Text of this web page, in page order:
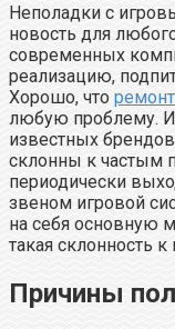
Неполадки с
новость для
современных
реализацию,
Хорошо, что
любую проблему.
известных
склонны к частым
периодически
звеном игровой
на себя основную
такая склонность
Причины